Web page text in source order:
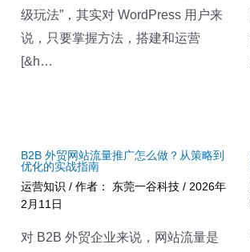
级玩法”，其实对 WordPress 用户来
说，只要掌握方法，搭建和运营
[&h…
B2B 外贸网站流量推广怎么做？从策略到
优化的实战指南
运营知识 / 作者： 东莞一谷科技/ 2026年
2月11日
对 B2B 外贸企业来说，网站流量是